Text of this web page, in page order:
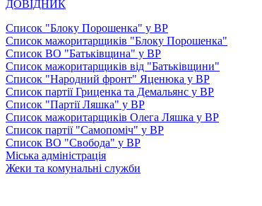
ДОВІДНИК
Список "Блоку Порошенка" у ВР
Список мажоритарщиків "Блоку Порошенка"
Список ВО "Батьківщина" у ВР
Список мажоритарщиків від "Батьківщини"
Список "Народний фронт" Яценюка у ВР
Список партії Гриценка та Демальянс у ВР
Список "Партії Ляшка" у ВР
Список мажоритарщиків Олега Ляшка у ВР
Список партії "Самопоміч" у ВР
Список ВО "Свобода" у ВР
Міська адміністрація
Жеки та комунальні служби